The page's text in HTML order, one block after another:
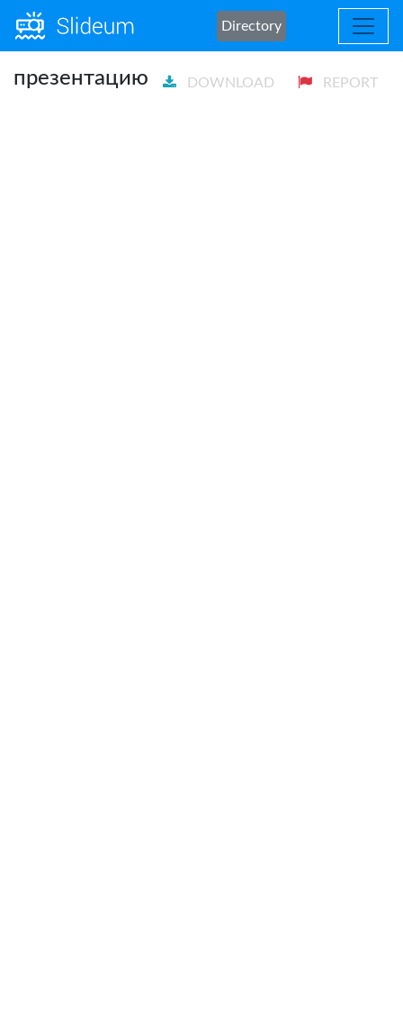
Directory
презентацию DOWNLOAD REPORT